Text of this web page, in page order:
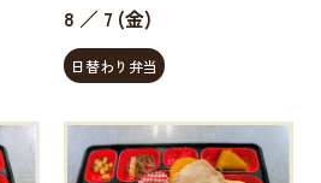
8 ／ 7 (金)
日替わり弁当